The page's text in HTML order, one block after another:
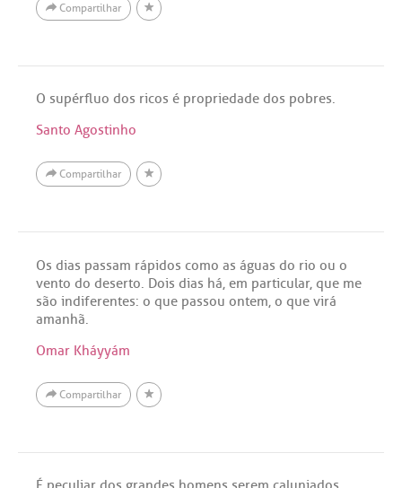
Compartilhar
O supérfluo dos ricos é propriedade dos pobres.
Santo Agostinho
Compartilhar
Os dias passam rápidos como as águas do rio ou o
vento do deserto. Dois dias há, em particular, que me
são indiferentes: o que passou ontem, o que virá
amanhã.
Omar Kháyyám
Compartilhar